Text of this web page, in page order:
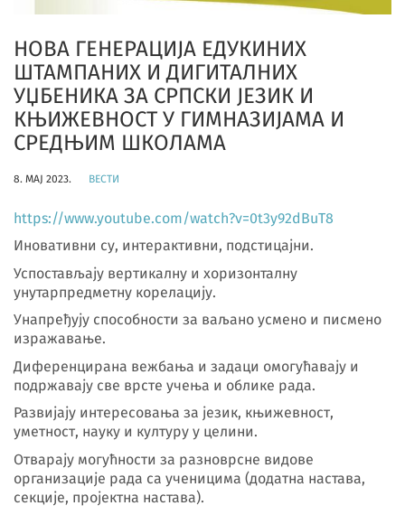
НОВА ГЕНЕРАЦИЈА ЕДУКИНИХ
ШТАМПАНИХ И ДИГИТАЛНИХ
УЏБЕНИКА ЗА СРПСКИ ЈЕЗИК И
КЊИЖЕВНОСТ У ГИМНАЗИЈАМА И
СРЕДЊИМ ШКОЛАМА
8. МАЈ 2023. ВЕСТИ
https://www.youtube.com/watch?v=0t3y92dBuT8
Иновативни су, интерактивни, подстицајни.
Успостављају вертикалну и хоризонталну
унутарпредметну корелацију.
Унапређују способности за ваљано усмено и писмено
изражавање.
Диференцирана вежбања и задаци омогућавају и
подржавају све врсте учења и облике рада.
Развијају интересовања за језик, књижевност,
уметност, науку и културу у целини.
Отварају могућности за разноврсне видове
организације рада са ученицима (додатна настава,
секције, пројектна настава).